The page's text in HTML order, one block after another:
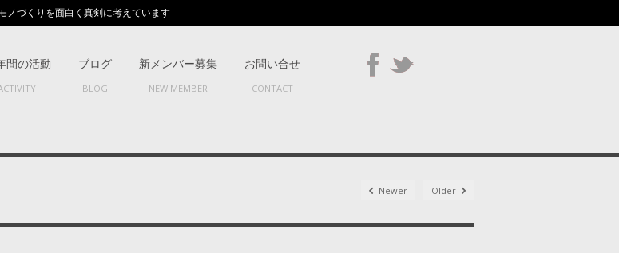
ノづくりを面白く真剣に考えています
間の活動 ブログ
BLOG
新メンバー募集
NEW MEMBER
お問い合せ
CONTACT
Newer Older